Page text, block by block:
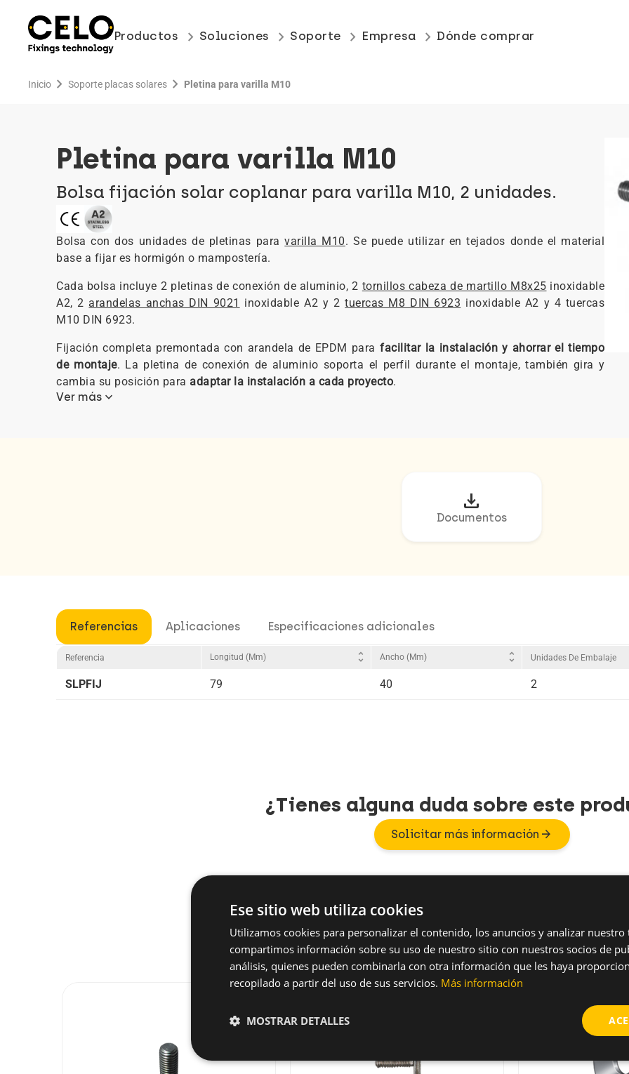
Productos keyboard_arrow_right Soluciones keyboard_arrow_right Soporte keyboard_arrow_right Empresa keyboard_arrow_right Dónde comprar
Inicio chevron_right Soporte placas solares chevron_right Pletina para varilla M10
Pletina para varilla M10
Bolsa fijación solar coplanar para varilla M10, 2 unidades.
Bolsa con dos unidades de pletinas paravarilla M10. Se puede utilizar en tejados donde el material
base a fijar es hormigón o mampostería.
Cada bolsa incluye 2 pletinas de conexión de aluminio, 2 tornillos cabeza de martillo M8x25 inoxidable
A2, 2 arandelas anchas DIN 9021 inoxidable A2 y 2tuercas M8 DIN 6923 inoxidable A2 y 4 tuercas
M10 DIN 6923.
Fijación completa premontada con arandela de EPDM parafacilitar la instalación y ahorrar el tiempo
de montaje. La pletina de conexión de aluminio soporta el perfil durante el montaje, también gira y
cambia su posición para adaptar la instalación a cada proyecto.
Ver más keyboard_arrow_down
download
Documentos
Referencias Aplicaciones Especificaciones adicionales
Referencia Longitud (mm) unfold_more Ancho (mm) unfold_more Unidades De Embalaje
SLPFIJ 79 40 2
¿Tienes alguna duda sobre este
Solicitar más información arrow_forward
Productos relacionados
Ese sitio web utiliza cookies
Utilizamos cookies para personalizar el contenido, los anuncios y analizar nuestro
compartimos información sobre su uso de nuestro sitio con nuestros socios de
análisis, quienes pueden combinarla con otra información que les haya
recopilado a partir del uso de sus servicios. Más información
MOSTRAR DETALLES